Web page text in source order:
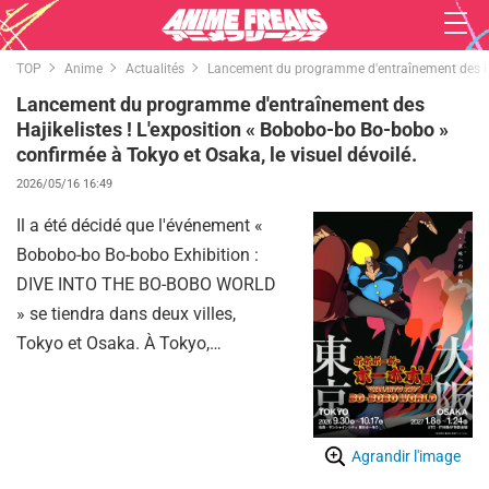
TOP Anime Actualités Lancement du programme d'entraînement des
Lancement du programme d'entraînement des
Hajikelistes ! L'exposition « Bobobo-bo Bo-bobo »
confirmée à Tokyo et Osaka, le visuel dévoilé.
2026/05/16 16:49
Agrandir l'image
Il a été décidé que l'événement «
Bobobo-bo Bo-bobo Exhibition :
DIVE INTO THE BO-BOBO WORLD
» se tiendra dans deux villes,
Tokyo et Osaka. À Tokyo,